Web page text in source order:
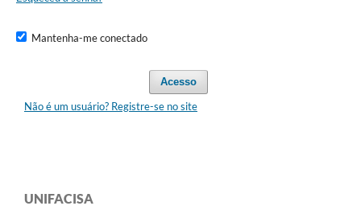
Mantenha-me conectado
Acesso
Não é um usuário? Registre-se no site
UNIFACISA